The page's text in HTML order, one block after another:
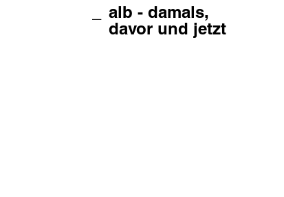
alb - damals,
davor und jetzt